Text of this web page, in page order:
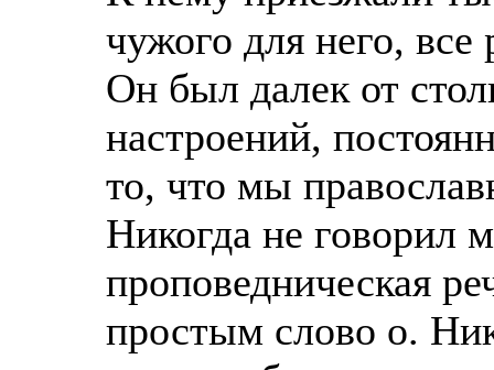
чужого для него,
Он был далек от
настроений,
то, что мы
Никогда не говорил
проповедническая
простым слово о.